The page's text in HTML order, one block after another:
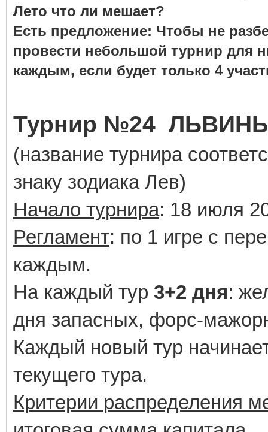
Лето что ли мешает?
Есть предложение: Чтобы не
провести небольшой турнир для
каждым, если будет только 4
Турнир №24
(название турнира
знаку зодиака Лев)
Начало турнира: 18 июля
Регламент: по 1 игре с
каждым.
На каждый тур 3+2 дня:
дня запасных, форс-
Каждый новый тур
текущего тура.
Критерии распределения